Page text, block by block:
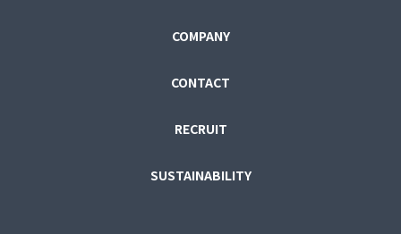
COMPANY
CONTACT
RECRUIT
SUSTAINABILITY